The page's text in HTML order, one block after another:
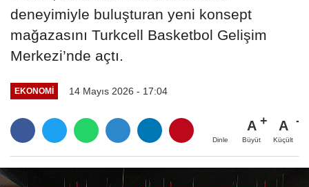
deneyimiyle buluşturan yeni konsept
mağazasını Turkcell Basketbol Gelişim
Merkezi’nde açtı.
EKONOMİ 14 Mayıs 2026 - 17:04
Dinle
A
Büyüt
A
Küçült